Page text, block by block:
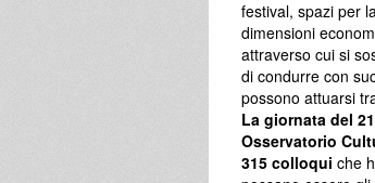
festival, spazi per
dimensioni
attraverso cui si
di condurre con
possono attuarsi
La giornata del
Osservatorio
315 colloqui che